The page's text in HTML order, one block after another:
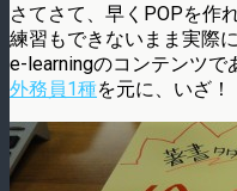
さてさて、早くPOPを作
練習もできないまま実際
e-learningのコンテンツで
外務員1種を元に、いざ！